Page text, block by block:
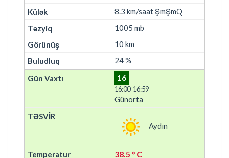
8.3 km/saat ŞmŞmQ
1005 mb
10 km
24 %
16
16:00-16:59
Günorta
Aydın
38.5 ° C